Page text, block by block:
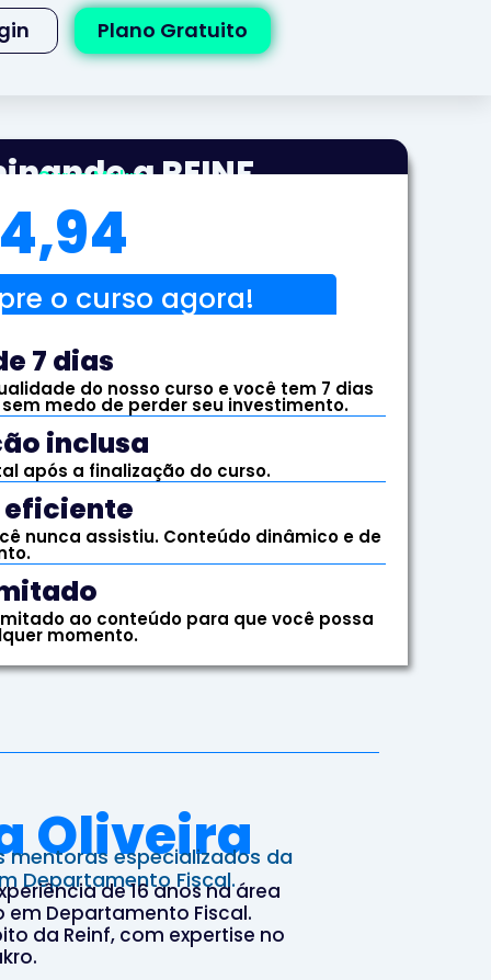
Plano Gratuito
a REINF​
Curso Makro
o curso agora!
7 dias​
do nosso curso e você tem 7 dias
medo de perder seu investimento.​
inclusa​
após a finalização do curso.​
eficiente​
nunca assistiu. Conteúdo dinâmico e de
ao conteúdo para que você possa
momento.
Oliveira
mentoras especializados da
Departamento Fiscal.
de 16 anos na área
Departamento Fiscal.
da Reinf, com expertise no